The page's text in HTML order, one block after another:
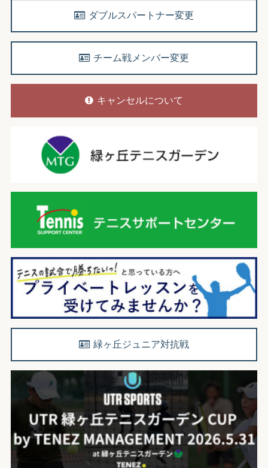
ダブルスパートナー変更
チーム戦メンバー変更
キャンセルについて
緑ヶ丘ジュニア対抗戦